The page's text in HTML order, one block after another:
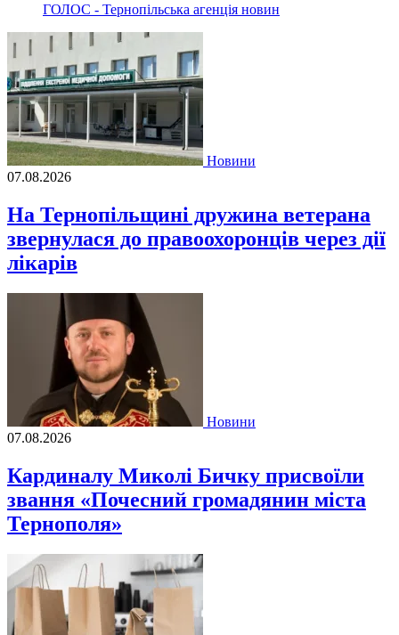
ГОЛОС - Тернопільська агенція новин
Новини
07.08.2026
На Тернопільщині дружина ветерана
звернулася до правоохоронців через дії
лікарів
Новини
07.08.2026
Кардиналу Миколі Бичку присвоїли
звання «Почесний громадянин міста
Тернополя»